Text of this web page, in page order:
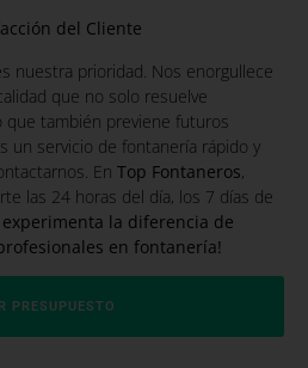
del Cliente
nuestra prioridad. Nos enorgullece
que no solo resuelve
que también previene futuros
un servicio de fontanería rápido y
En Top Fontaneros,
las 24 horas del día, los 7 días de
experimenta la diferencia de
en fontanería!
PRESUPUESTO